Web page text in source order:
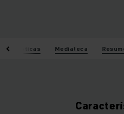
Mediateca